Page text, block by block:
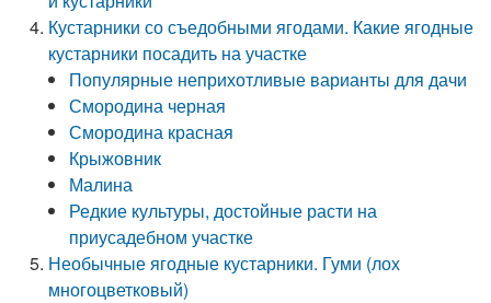
Кустарники со съедобными ягодами. Какие ягодные
кустарники посадить на участке
Популярные неприхотливые варианты для дачи
Смородина черная
Смородина красная
Крыжовник
Малина
Редкие культуры, достойные расти на
приусадебном участке
Необычные ягодные кустарники. Гуми (лох
многоцветковый)